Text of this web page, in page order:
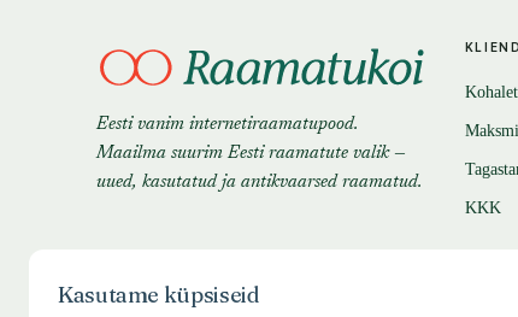
Eesti vanim internetiraamatupood.
Maailma suurim Eesti raamatute valik —
uued, kasutatud ja antikvaarsed raamatud.
KKK
Kasutame küpsiseid